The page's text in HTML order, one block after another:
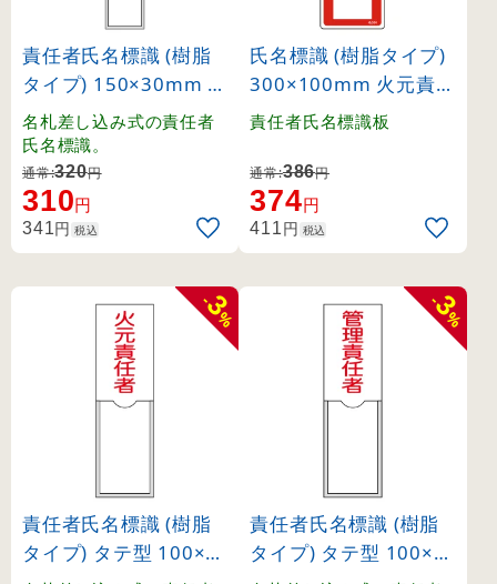
責任者氏名標識 (樹脂
タイプ) 150×30mm 1
名用 管理責任者 (4610
3)
名札差し込み式の責任者
氏名標識。
通常:320円
310円
341円 税込
氏名標識 (樹脂タイプ)
300×100mm 火元責任
者 (46504)
責任者氏名標識板
通常:386円
374円
411円 税込
-
3
%
責任者氏名標識 (樹脂
タイプ) タテ型 100×3
-
3
%
責任者氏名標識 (樹脂
タイプ) タテ型 100×3